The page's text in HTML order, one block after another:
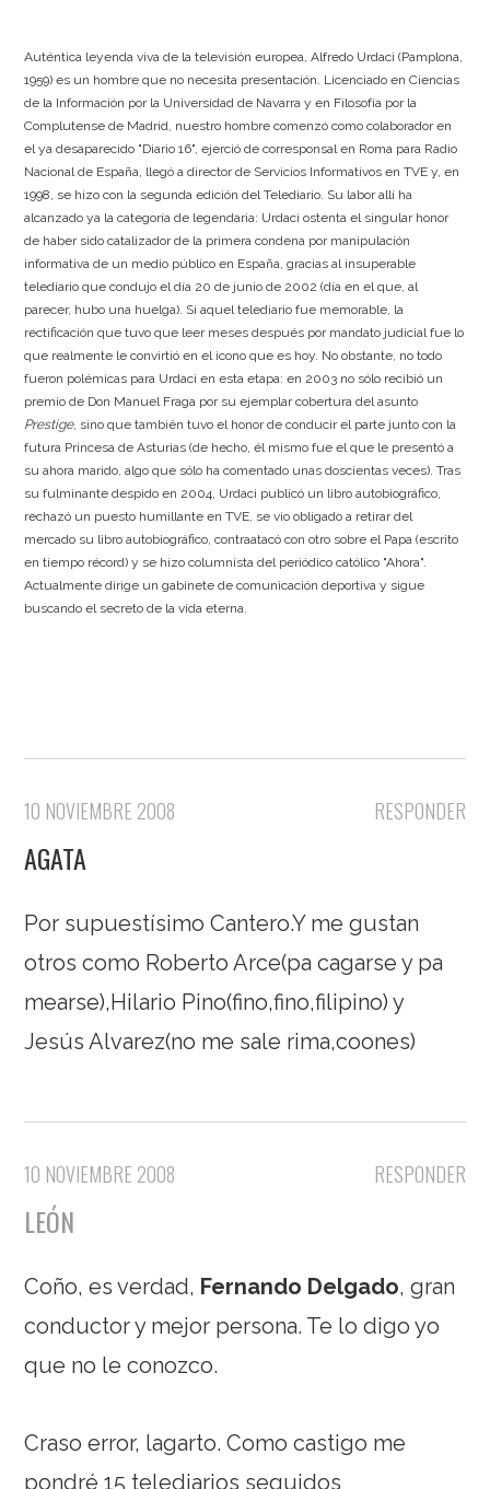
Auténtica leyenda viva de la televisión europea, Alfredo Urdaci (Pamplona,
1959) es un hombre que no necesita presentación. Licenciado en Ciencias
de la Información por la Universidad de Navarra y en Filosofía por la
Complutense de Madrid, nuestro hombre comenzó como colaborador en
el ya desaparecido "Diario 16", ejerció de corresponsal en Roma para Radio
Nacional de España, llegó a director de Servicios Informativos en TVE y, en
1998, se hizo con la segunda edición del Telediario. Su labor allí ha
alcanzado ya la categoría de legendaria: Urdaci ostenta el singular honor
de haber sido catalizador de la primera condena por manipulación
informativa de un medio público en España, gracias al insuperable
telediario que condujo el día 20 de junio de 2002 (día en el que, al
parecer, hubo una huelga). Si aquel telediario fue memorable, la
rectificación que tuvo que leer meses después por mandato judicial fue lo
que realmente le convirtió en el icono que es hoy. No obstante, no todo
fueron polémicas para Urdaci en esta etapa: en 2003 no sólo recibió un
premio de Don Manuel Fraga por su ejemplar cobertura del asunto
Prestige, sino que también tuvo el honor de conducir el parte junto con la
futura Princesa de Asturias (de hecho, él mismo fue el que le presentó a
su ahora marido, algo que sólo ha comentado unas doscientas veces). Tras
su fulminante despido en 2004, Urdaci publicó un libro autobiográfico,
rechazó un puesto humillante en TVE, se vio obligado a retirar del
mercado su libro autobiográfico, contraatacó con otro sobre el Papa (escrito
en tiempo récord) y se hizo columnista del periódico católico "Ahora".
Actualmente dirige un gabinete de comunicación deportiva y sigue
buscando el secreto de la vida eterna.
RESPONDER
10 NOVIEMBRE 2008
AGATA
Por supuestísimo Cantero.Y me gustan
otros como Roberto Arce(pa cagarse y pa
mearse),Hilario Pino(fino,fino,filipino) y
Jesús Alvarez(no me sale rima,coones)
RESPONDER
10 NOVIEMBRE 2008
LEÓN
Coño, es verdad, Fernando Delgado, gran
conductor y mejor persona. Te lo digo yo
que no le conozco.
Craso error, lagarto. Como castigo me
pondré 15 telediarios seguidos